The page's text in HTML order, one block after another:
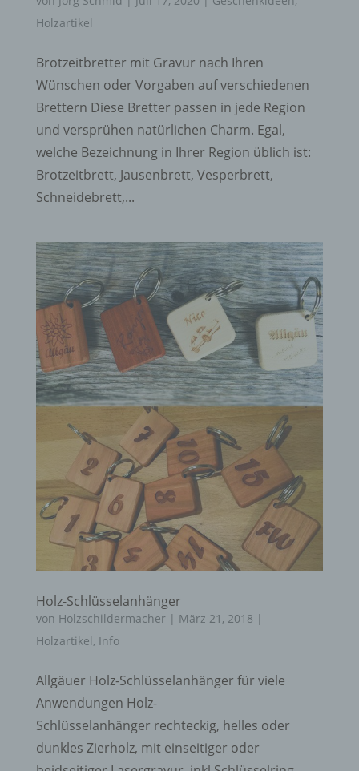
Holzartikel
Brotzeitbretter mit Gravur nach Ihren
Wünschen oder Vorgaben auf verschiedenen
Brettern Diese Bretter passen in jede Region
und versprühen natürlichen Charm. Egal,
welche Bezeichnung in Ihrer Region üblich ist:
Brotzeitbrett, Jausenbrett, Vesperbrett,
Schneidebrett,...
Holz-Schlüsselanhänger
von Holzschildermacher | März 21, 2018 |
Holzartikel, Info
Allgäuer Holz-Schlüsselanhänger für viele
Anwendungen Holz-
Schlüsselanhänger rechteckig, helles oder
dunkles Zierholz, mit einseitiger oder